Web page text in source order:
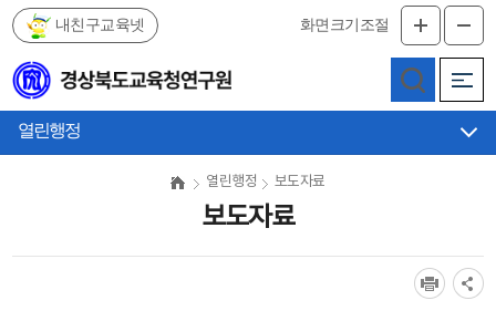
내친구교육넷 화면크기조절
인
메
열린행정
열린행정 보도자료
보도자료